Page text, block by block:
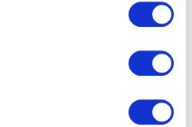
Addetti al primo soccorso
Addetti al servizio antincendio
Carrello elevatore
Formazione lavoratori
Preposti
RLS